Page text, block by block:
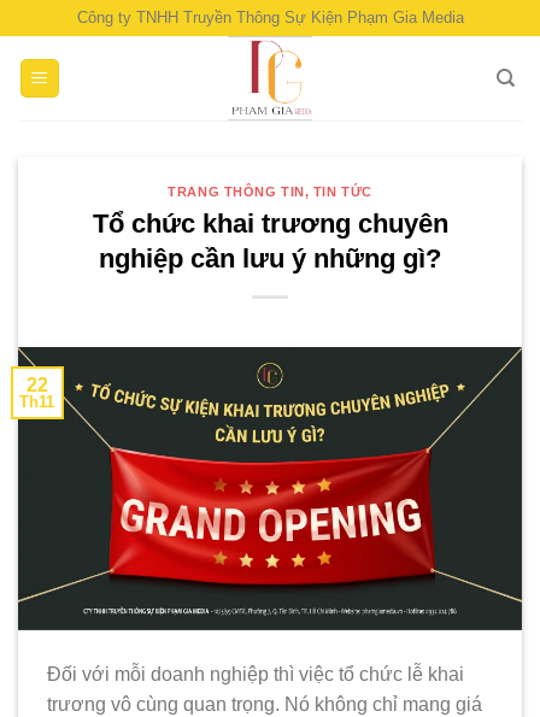
content
Công ty TNHH Truyền Thông Sự Kiện Phạm Gia Media
TRANG THÔNG TIN, TIN TỨC
Tổ chức khai trương chuyên
nghiệp cần lưu ý những gì?
22
Th11
Đối với mỗi doanh nghiệp thì việc tổ chức lễ khai
trương vô cùng quan trọng. Nó không chỉ mang giá